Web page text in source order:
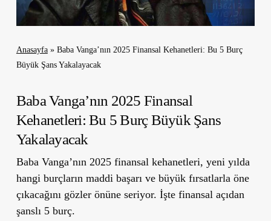
Anasayfa» Baba Vanga’nın 2025 Finansal Kehanetleri: Bu 5 Burç
Büyük Şans Yakalayacak
Baba Vanga’nın 2025 Finansal
Kehanetleri: Bu 5 Burç Büyük Şans
Yakalayacak
Baba Vanga’nın 2025 finansal kehanetleri, yeni yılda
hangi burçların maddi başarı ve büyük fırsatlarla öne
çıkacağını gözler önüne seriyor. İşte finansal açıdan
şanslı 5 burç.